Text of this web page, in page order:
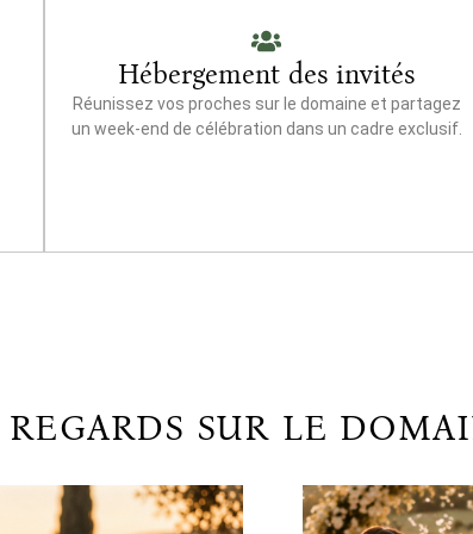
Hébergement des invités
Réunissez vos proches sur le domaine et partagez
un week-end de célébration dans un cadre exclusif.
REGARDS SUR LE